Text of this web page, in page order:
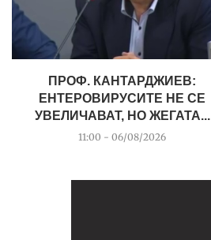
ПРОФ. КАНТАРДЖИЕВ:
ЕНТЕРОВИРУСИТЕ НЕ СЕ
УВЕЛИЧАВАТ, НО ЖЕГАТА...
11:00 - 06/08/2026